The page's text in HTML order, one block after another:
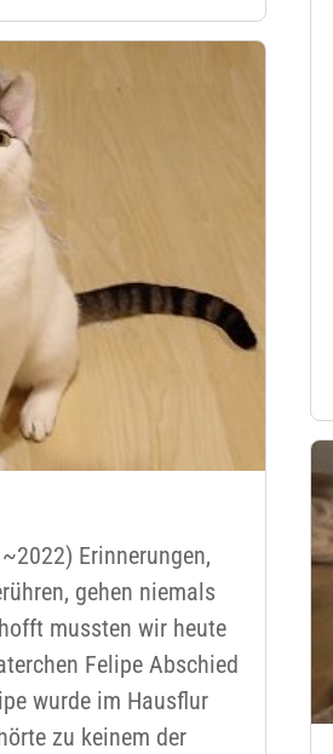
Erinnerungen,
gehen niemals
mussten wir heute
Felipe Abschied
wurde im Hausflur
zu keinem der